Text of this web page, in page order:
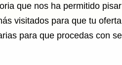
que nos ha permitido
visitados para que tu
para que procedas con